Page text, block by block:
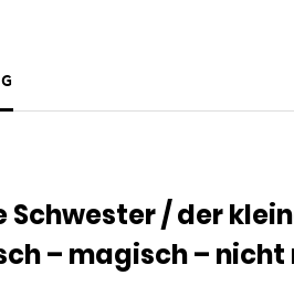
Schwester / der
– magisch –